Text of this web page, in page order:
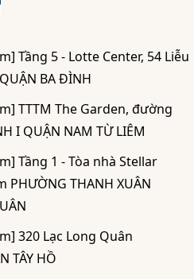
Tầng 5 - Lotte Center, 54 Liễu
BA ĐÌNH
TTTM The Garden, đường
I QUẬN NAM TỪ LIÊM
Tầng 1 - Tòa nhà Stellar
PHƯỜNG THANH XUÂN
320 Lạc Long Quân
TÂY HỒ